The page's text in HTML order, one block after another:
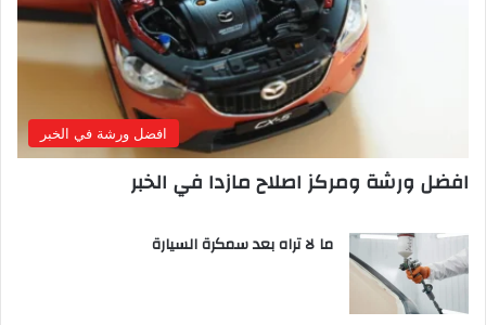
افضل ورشة في الخبر
افضل ورشة ومركز اصلاح مازدا في الخبر
ما لا تراه بعد سمكرة السيارة